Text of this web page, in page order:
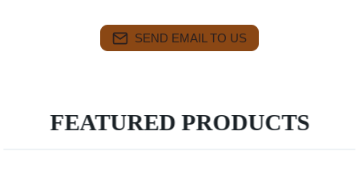
SEND EMAIL TO US
FEATURED PRODUCTS